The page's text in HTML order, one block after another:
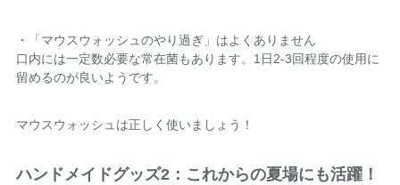
・「マウスウォッシュのやり過ぎ」はよくありません
口内には一定数必要な常在菌もあります。1日2-3回程度の使用に
留めるのが良いようです。
マウスウォッシュは正しく使いましょう！
ハンドメイドグッズ2：これからの夏場にも活躍！